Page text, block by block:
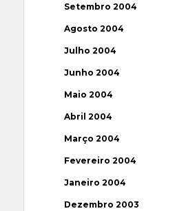
Setembro 2004
Agosto 2004
Julho 2004
Junho 2004
Maio 2004
Abril 2004
Março 2004
Fevereiro 2004
Janeiro 2004
Dezembro 2003